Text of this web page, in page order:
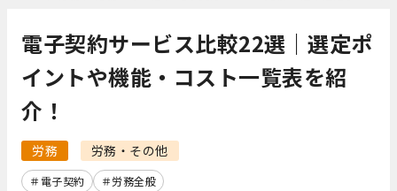
電子契約サービス比較22選｜選定ポ
イントや機能・コスト一覧表を紹
介！
労務 労務・その他
電子契約 労務全般